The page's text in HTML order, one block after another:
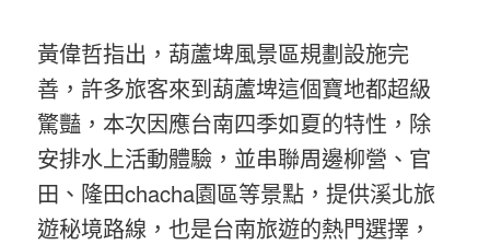
黃偉哲指出，葫蘆埤風景區規劃設施完
善，許多旅客來到葫蘆埤這個寶地都超級
驚豔，本次因應台南四季如夏的特性，除
安排水上活動體驗，並串聯周邊柳營、官
田、隆田chacha園區等景點，提供溪北旅
遊秘境路線，也是台南旅遊的熱門選擇，